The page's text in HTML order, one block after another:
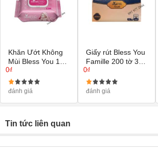
Khăn Ướt Không
Mùi Bless You 100
Miếng
0₫
đánh giá
Giấy rút Bless You
Famille 200 tờ 3
lớp
0₫
đánh giá
Tin tức liên quan